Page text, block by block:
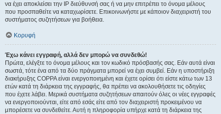
να έχει αποκλείσει την IP διεύθυνσή σας ή να μην επιτρέπει το όνομα μέλους
που προσπαθείτε να καταχωρίσετε. Επικοινωνήστε με κάποιον διαχειριστή του
συστήματος συζητήσεων για βοήθεια.
Κορυφή
Έχω κάνει εγγραφή, αλλά δεν μπορώ να συνδεθώ!
Πρώτα, ελέγξτε το όνομα μέλους και τον κωδικό πρόσβασής σας. Εάν αυτά είναι
σωστά, τότε ένα από τα δύο πράγματα μπορεί να έχει συμβεί. Εάν η υποστήριξη
διακήρυξης COPPA είναι ενεργοποιημένη και έχετε ορίσει ότι είστε κάτω των 13
ετών κατά τη διάρκεια της εγγραφής, θα πρέπει να ακολουθήσετε τις οδηγίες
που έχετε λάβει. Μερικά συστήματα συζητήσεων απαιτούν όλες οι νέες εγγραφές
να ενεργοποιούνται, είτε από εσάς είτε από τον διαχειριστή προκειμένου να
μπορέσετε να συνδεθείτε. Αυτή η πληροφορία υπήρχε κατά τη διάρκεια της